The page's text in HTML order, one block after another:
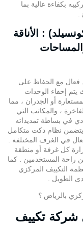
بكفاءة عالية بما
: الأناقة
فعال مع الحفاظ على
يتم إخفاء الوحدات
أو الجدران ، مما
، والمكاتب التي
في بساطة تمديداته
يتضمن نظام دكت متكامل
في الغرف المختلفة .
كل غرفة أو منطقة
راحة المستخدمين . كما
التكييف المركزي
الطويل .
تكييف